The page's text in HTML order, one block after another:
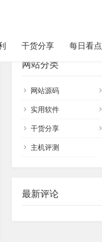
干货分享 每日看点
网站分类
网站源码
实用软件
干货分享
主机评测
最新评论